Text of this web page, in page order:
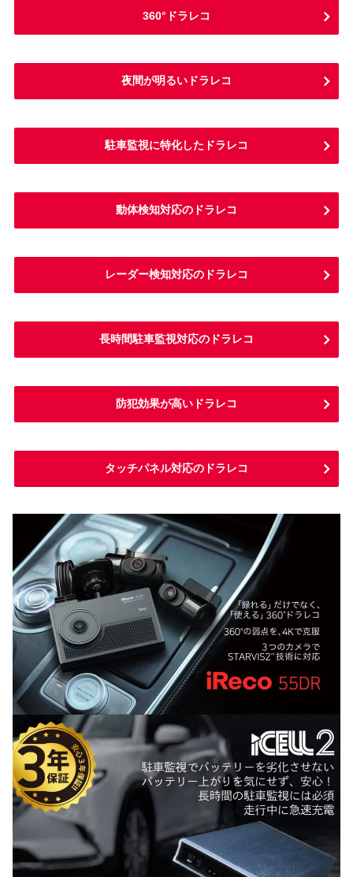
360°ドラレコ
夜間が明るいドラレコ
駐車監視に特化したドラレコ
動体検知対応のドラレコ
レーダー検知対応のドラレコ
長時間駐車監視対応のドラレコ
防犯効果が高いドラレコ
タッチパネル対応のドラレコ